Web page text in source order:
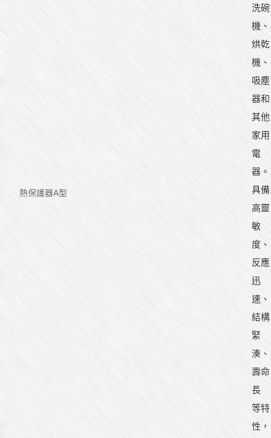
熱保護器A型
洗碗
機、
烘乾
機、
吸塵
器和
其他
家用
電
器。
具備
高靈
敏
度、
反應
迅
速、
結構
緊
湊、
壽命
長
等特
性，